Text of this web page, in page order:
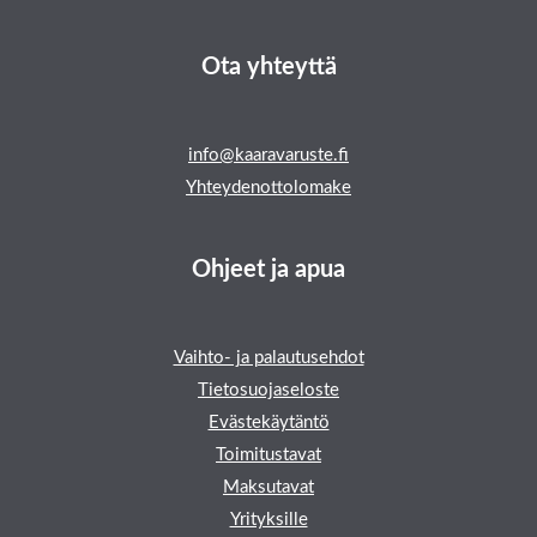
Ota yhteyttä
info@kaaravaruste.fi
Yhteydenottolomake
Ohjeet ja apua
Vaihto- ja palautusehdot
Tietosuojaseloste
Evästekäytäntö
Toimitustavat
Maksutavat
Yrityksille